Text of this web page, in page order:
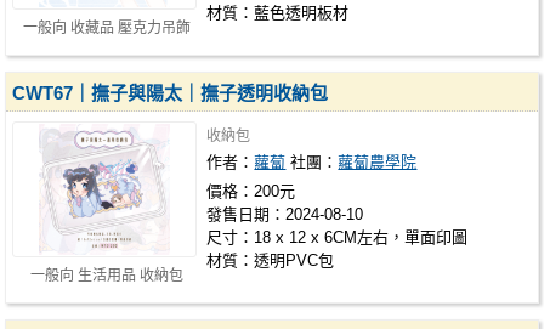
一般向 收藏品 壓克力吊飾
材質：藍色透明板材
一般向 生活用品 收納包
CWT67｜撫子與陽太｜撫子透明收納包
收納包
作者：蘿蔔 社團：蘿蔔農學院
價格：200元
發售日期：2024-08-10
尺寸：18 x 12 x 6CM左右，單面印圖
材質：透明PVC包